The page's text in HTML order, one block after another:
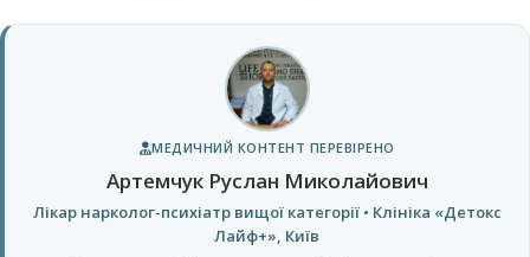
МЕДИЧНИЙ КОНТЕНТ ПЕРЕВІРЕНО
Артемчук Руслан Миколайович
Лікар нарколог-психіатр вищої категорії • Клініка «Детокс
Лайф+», Київ